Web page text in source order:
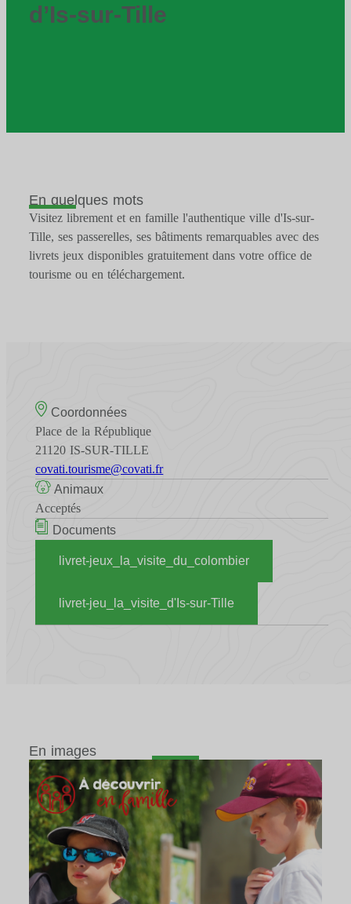
d’Is-sur-Tille
En quelques mots
Visitez librement et en famille l'authentique ville d'Is-sur-
Tille, ses passerelles, ses bâtiments remarquables avec des
livrets jeux disponibles gratuitement dans votre office de
tourisme ou en téléchargement.
Coordonnées
Place de la République
21120 IS-SUR-TILLE
covati.tourisme@covati.fr
Animaux
Acceptés
Documents
livret-jeux_la_visite_du_colombier
livret-jeu_la_visite_d'Is-sur-Tille
En images